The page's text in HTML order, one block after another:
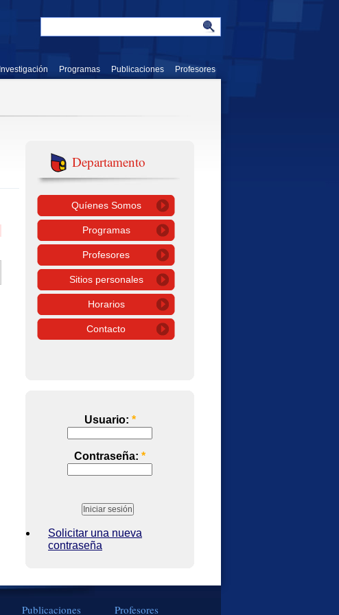
Investigación Programas Publicaciones Profesores
Departamento
Quíenes Somos
Programas
Profesores
Sitios personales
Horarios
Contacto
Usuario: *
Contraseña: *
Solicitar una nueva
contraseña
Publicaciones Profesores